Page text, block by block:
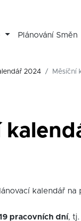
Plánování Směn
2024 Měsíční
kalendář
pracovních dní, tj.